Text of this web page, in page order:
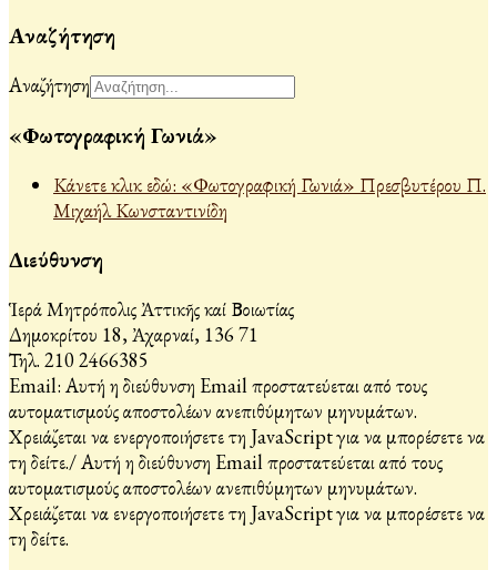
Αναζήτηση
Αναζήτηση
«Φωτογραφική Γωνιά»
Κάνετε κλικ εδώ: «Φωτογραφική Γωνιά» Πρεσβυτέρου Π.
Μιχαήλ Κωνσταντινίδη
Διεύθυνση
Ἱερά Μητρόπολις Ἀττικῆς καί Βοιωτίας
Δημοκρίτου 18, Ἀχαρναί, 136 71
Τηλ. 210 2466385
Email: Αυτή η διεύθυνση Email προστατεύεται από τους
αυτοματισμούς αποστολέων ανεπιθύμητων μηνυμάτων.
Χρειάζεται να ενεργοποιήσετε τη JavaScript για να μπορέσετε να
τη δείτε./Αυτή η διεύθυνση Email προστατεύεται από τους
αυτοματισμούς αποστολέων ανεπιθύμητων μηνυμάτων.
Χρειάζεται να ενεργοποιήσετε τη JavaScript για να μπορέσετε να
τη δείτε.